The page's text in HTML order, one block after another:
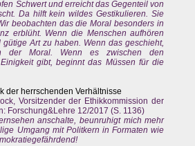
Schwert und erreicht das Gegenteil von
Da hilft kein wildes Gestikulieren. Sie
beobachten das die Moral besonders in
erblüht. Wenn die Menschen aufhören
Art zu haben. Wenn das geschieht,
der Moral. Wenn es zwischen den
gibt, beginnt das Müssen für die
der herrschenden Verhältnisse
Vorsitzender der Ethikkommission der
Forschung&Lehre 12/2017 (S. 1136)
anschalte, beunruhigt mich mehr
Umgang mit Politkern in Formaten wie